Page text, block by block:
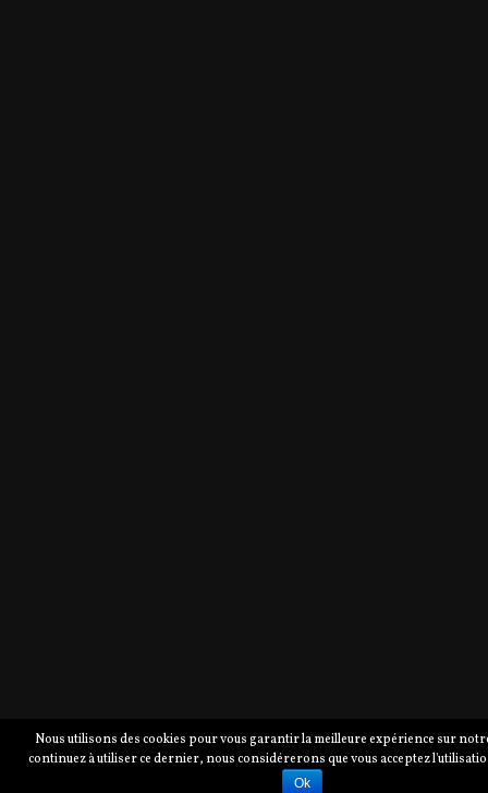
Nous utilisons des cookies pour vous garantir la meilleure expérience sur
continuez à utiliser ce dernier, nous considérerons que vous acceptez
Ok